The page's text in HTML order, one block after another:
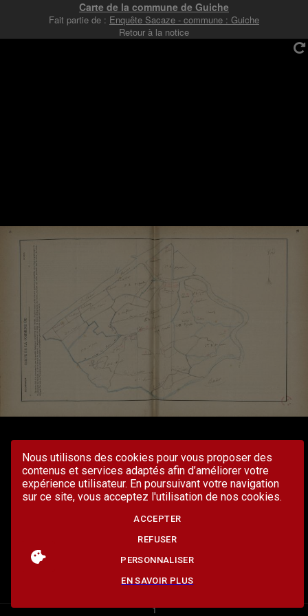
Nous utilisons des cookies pour vous proposer des
contenus et services adaptés afin d’améliorer votre
expérience utilisateur. En poursuivant votre navigation
sur ce site, vous acceptez l'utilisation de nos cookies.
ACCEPTER
REFUSER
PERSONNALISER
EN SAVOIR PLUS